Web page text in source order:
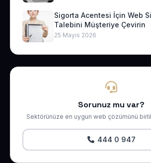
Sigorta Acentesi İçin Web
Talebini Müşteriye Çevirin
25 Mayıs 2026
Sorunuz mu var?
Sektörünüze en uygun web çözümünü
444 0 947